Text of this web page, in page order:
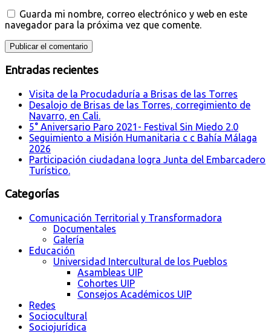
Guarda mi nombre, correo electrónico y web en este
navegador para la próxima vez que comente.
Entradas recientes
Visita de la Procudaduría a Brisas de las Torres
Desalojo de Brisas de las Torres, corregimiento de
Navarro, en Cali.
5° Aniversario Paro 2021- Festival Sin Miedo 2.0
Seguimiento a Misión Humanitaria c c Bahía Málaga
2026
Participación ciudadana logra Junta del Embarcadero
Turístico.
Categorías
Comunicación Territorial y Transformadora
Documentales
Galería
Educación
Universidad Intercultural de los Pueblos
Asambleas UIP
Cohortes UIP
Consejos Académicos UIP
Redes
Sociocultural
Sociojurídica